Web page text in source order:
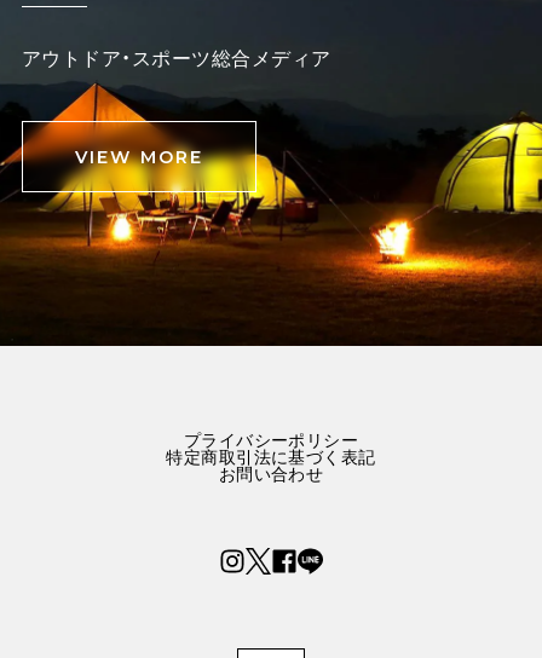
アウトドア・スポーツ総合メディア
VIEW MORE
プライバシーポリシー
特定商取引法に基づく表記
お問い合わせ